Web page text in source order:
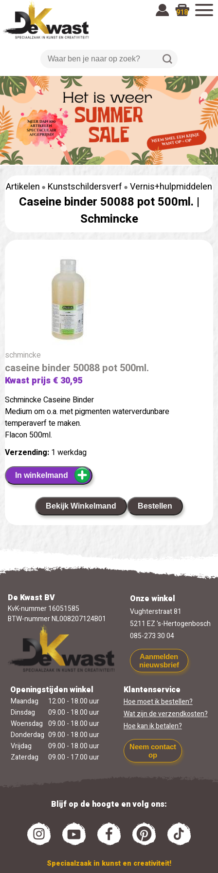
918
Artikelen Kunstschildersverf Vernis+hulpmiddelen
Caseine binder 50088 pot 500ml. |
Schmincke
schmincke
caseine binder 50088 pot 500ml.
Kwast prijs € 30,95
Schmincke Caseine Binder
Medium om o.a. met pigmenten waterverdunbare
temperaverf te maken.
Flacon 500ml.
Verzending: 1 werkdag
In winkelmand
Bekijk Winkelmand Bestellen
De Kwast BV
KvK-nummer 16051585
BTW-nummer NL008207124B01
Onze winkel
Vughterstraat 81
5211 EZ 's-Hertogenbosch
085-273 30 04
Aanmelden
nieuwsbrief
Openingstijden winkel
Maandag
12.00 - 18.00 uur
Dinsdag
09.00 - 18.00 uur
Woensdag 09.00 - 18.00 uur
Donderdag 09.00 - 18.00 uur
Vrijdag
09.00 - 18.00 uur
Zaterdag
09.00 - 17.00 uur
Klantenservice
Hoe moet ik bestellen?
Wat zijn de verzendkosten?
Hoe kan ik betalen?
Neem contact
op
Blijf op de hoogte en volg ons:
Speciaalzaak in kunst en creativiteit!